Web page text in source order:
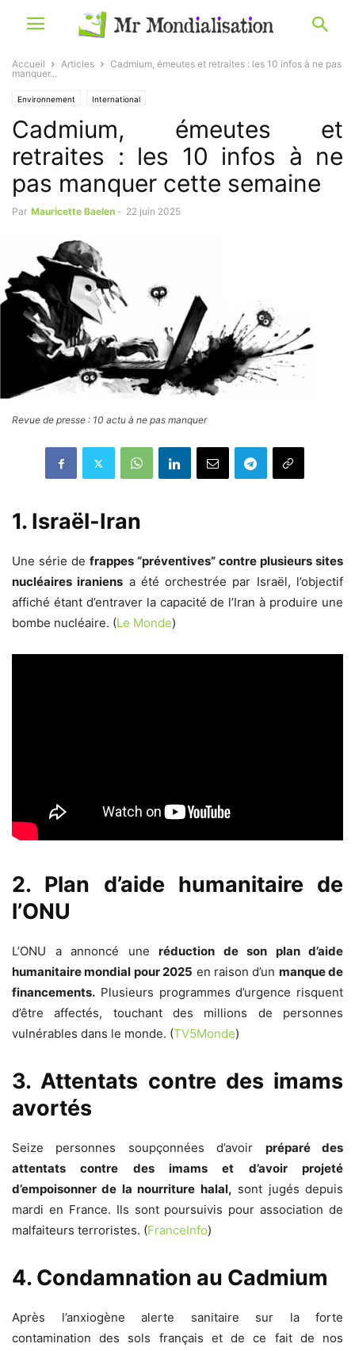
Accueil Articles
Cadmium, émeutes et retraites : les 10 infos à ne pas
manquer...
Environnement International
Cadmium, émeutes et
retraites : les 10 infos à ne
pas manquer cette semaine
Par Mauricette Baelen - 22 juin 2025
Revue de presse : 10 actu à ne pas manquer
1. Israël-Iran
Une série de frappes “préventives” contre plusieurs sites
nucléaires iraniens a été orchestrée par Israël, l’objectif
affiché étant d’entraver la capacité de l’Iran à produire une
bombe nucléaire. (Le Monde)
2. Plan d’aide humanitaire de
l’ONU
L’ONU a annoncé une réduction de son plan d’aide
humanitaire mondial pour 2025 en raison d’un manque de
financements. Plusieurs programmes d’urgence risquent
d’être affectés, touchant des millions de personnes
vulnérables dans le monde. (TV5Monde)
3. Attentats contre des imams
avortés
Seize personnes soupçonnées d’avoir préparé des
attentats contre des imams et d’avoir projeté
d’empoisonner de la nourriture halal, sont jugés depuis
mardi en France. Ils sont poursuivis pour association de
malfaiteurs terroristes. (FranceInfo)
4. Condamnation au Cadmium
Après l’anxiogène alerte sanitaire sur la forte
contamination des sols français et de ce fait de nos